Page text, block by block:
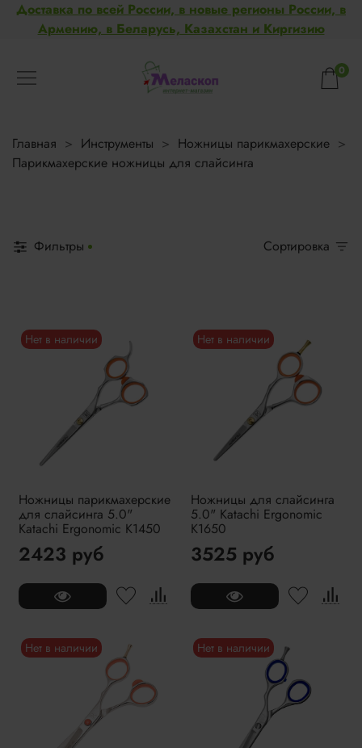
Доставка по всей России, в новые регионы России, в
Армению, в Беларусь, Казахстан и Киргизию
0
Главная Инструменты
Ножницы парикмахерские
Парикмахерские ножницы для слайсинга
Фильтры Сортировка
Нет в наличии
Ножницы парикмахерские
для слайсинга 5.0"
Katachi Ergonomic K1450
2423 руб
Нет в наличии
Ножницы для слайсинга
5.0" Katachi Ergonomic
K1650
3525 руб
Нет в наличии Нет в наличии